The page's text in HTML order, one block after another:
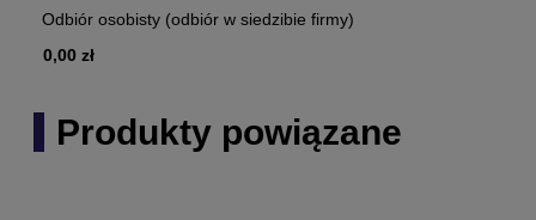
Odbiór osobisty (odbiór w siedzibie firmy)
0,00 zł
Produkty powiązane